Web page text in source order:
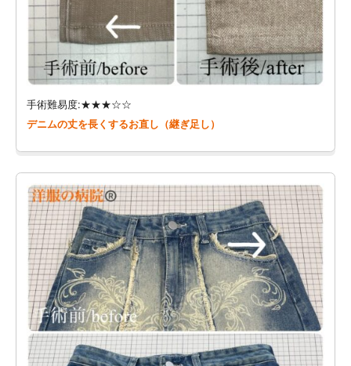
手術難易度:★★★☆☆
デニムの丈を長くするお直し（継ぎ足し）